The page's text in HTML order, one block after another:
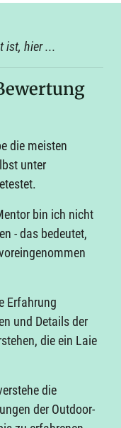
ist, hier ...
die meisten
unter
bin ich nicht
- das bedeutet,
Erfahrung
und Details der
die ein Laie
die
der Outdoor-